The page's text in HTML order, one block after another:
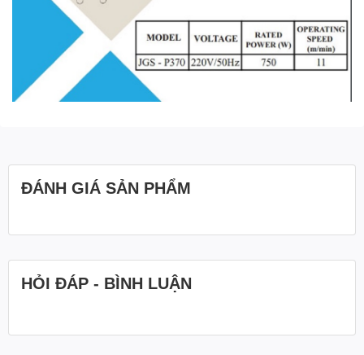
ĐÁNH GIÁ SẢN PHẨM
HỎI ĐÁP - BÌNH LUẬN